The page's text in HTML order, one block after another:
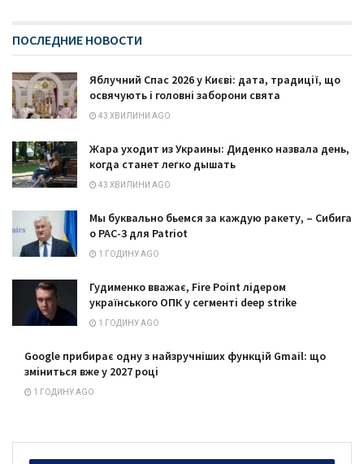
ПОСЛЕДНИЕ НОВОСТИ
Яблучний Спас 2026 у Києві: дата, традиції, що
освячують і головні заборони свята
43 ХВИЛИНИ AGO
Жара уходит из Украины: Диденко назвала день,
когда станет легко дышать
43 ХВИЛИНИ AGO
Мы буквально бьемся за каждую ракету, – Сибига
о PAC-3 для Patriot
1 ГОДИНУ AGO
Гудименко вважає, Fire Point лідером
українського ОПК у сегменті deep strike
1 ГОДИНУ AGO
Google прибирає одну з найзручніших функцій Gmail: що
зміниться вже у 2027 році
1 ГОДИНУ AGO